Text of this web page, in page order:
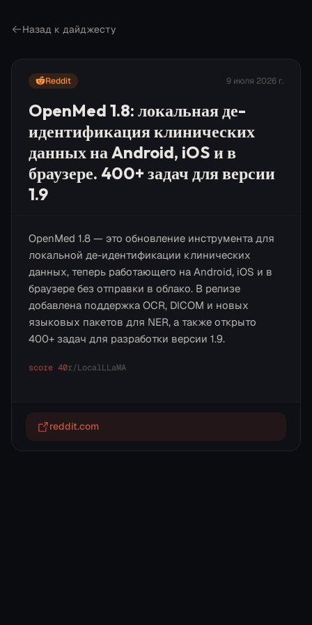
Назад к дайджесту
Reddit 9 июля 2026 г.
OpenMed 1.8: локальная де-
идентификация клинических
данных на Android, iOS и в
браузере. 400+ задач для версии
1.9
OpenMed 1.8 — это обновление инструмента для
локальной де-идентификации клинических
данных, теперь работающего на Android, iOS и в
браузере без отправки в облако. В релизе
добавлена поддержка OCR, DICOM и новых
языковых пакетов для NER, а также открыто
400+ задач для разработки версии 1.9.
score 40r/LocalLLaMA
reddit.com